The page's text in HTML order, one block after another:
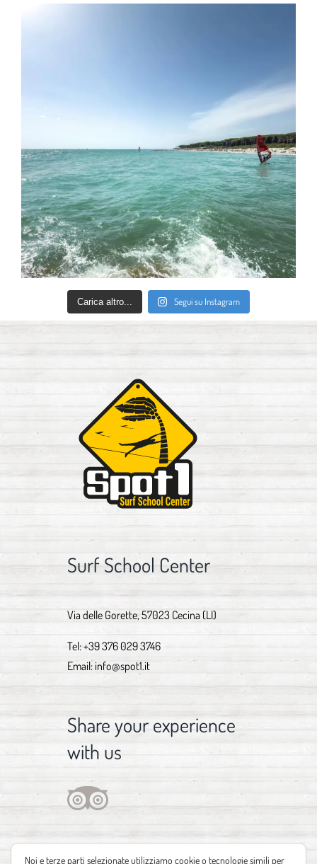
Carica altro... Segui su Instagram
Surf School Center
Via delle Gorette, 57023 Cecina (LI)
Tel:+39 376 029 3746
Email: info@spot1.it
Share your experience
with us
Noi e terze parti selezionate utilizziamo cookie o tecnologie simili per